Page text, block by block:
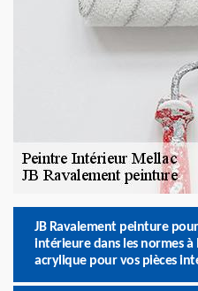
JB Ravalement peinture
intérieure dans les normes à
acrylique pour vos pièces